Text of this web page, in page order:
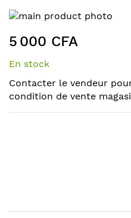
Skip
the
of
the
images
to
beginning
of
the
5 000 CFA
En stock
Contacter le vendeur
condition de vente